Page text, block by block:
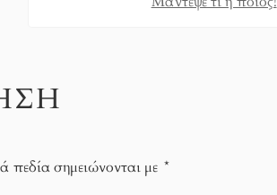
πεδία σημειώνονται με *